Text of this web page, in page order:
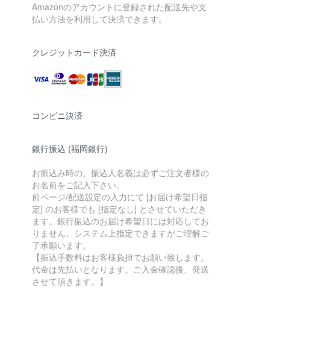
Amazonのアカウントに登録された配送先や支
払い方法を利用して決済できます。
クレジットカード決済
コンビニ決済
銀行振込 (福岡銀行)
お振込み時の、振込人名義は必ずご注文者様の
お名前をご記入下さい。
前ページ/配送設定の入力にて [お届け希望日指
定] のお客様でも [指定なし] とさせていただき
ます。銀行振込のお届け希望日には対応してお
りません。システム上指定できますがご理解ご
了承願います。
【振込手数料はお客様負担でお願い致します。
代金は先払いとなります。ご入金確認後、発送
させて頂きます。】